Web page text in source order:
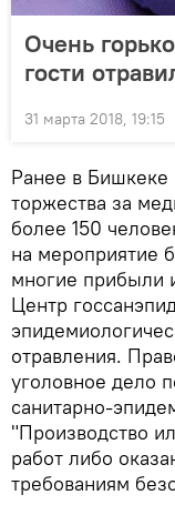
Очень
гости
31 марта 2018, 19:15
Ранее в Бишкеке
торжества за
более 150
на мероприятие
многие прибыли
Центр
отравления.
уголовное дело
санитарно-
"Производство
работ либо
требованиям